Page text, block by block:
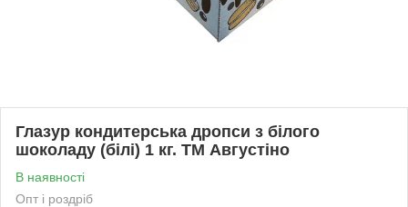
Глазур кондитерська дропси з білого
шоколаду (білі) 1 кг. ТМ Августіно
В наявності
Опт і роздріб